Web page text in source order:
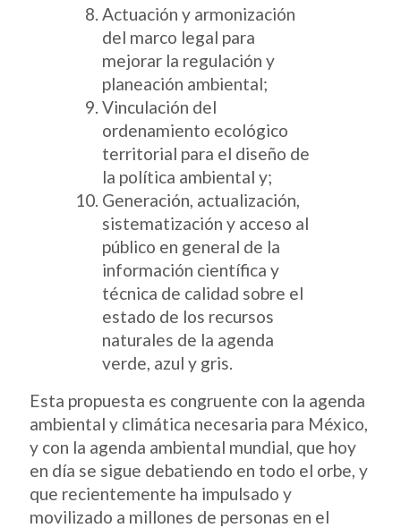
Actuación y armonización
del marco legal para
mejorar la regulación y
planeación ambiental;
Vinculación del
ordenamiento ecológico
territorial para el diseño de
la política ambiental y;
Generación, actualización,
sistematización y acceso al
público en general de la
información científica y
técnica de calidad sobre el
estado de los recursos
naturales de la agenda
verde, azul y gris.
Esta propuesta es congruente con la agenda
ambiental y climática necesaria para México,
y con la agenda ambiental mundial, que hoy
en día se sigue debatiendo en todo el orbe, y
que recientemente ha impulsado y
movilizado a millones de personas en el